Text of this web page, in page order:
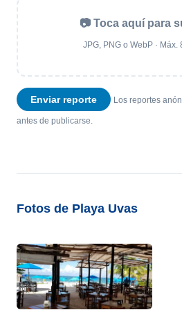
📷 Toca aquí para
JPG, PNG o WebP · Máx.
Enviar reporte Los reportes
antes de publicarse.
Fotos de Playa Uvas